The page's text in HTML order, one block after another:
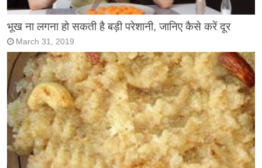
भूख ना लगना हो सकती है बड़ी परेशानी, जानिए कैसे करें दूर
March 31, 2019